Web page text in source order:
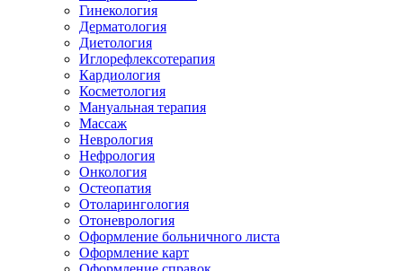
Гинекология
Дерматология
Диетология
Иглорефлексотерапия
Кардиология
Косметология
Мануальная терапия
Массаж
Неврология
Нефрология
Онкология
Остеопатия
Отоларингология
Отоневрология
Оформление больничного листа
Оформление карт